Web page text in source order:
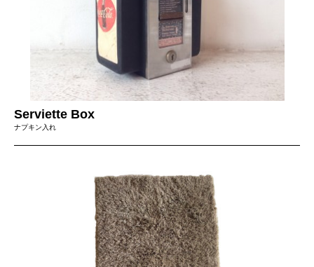
Serviette Box
ナプキン入れ